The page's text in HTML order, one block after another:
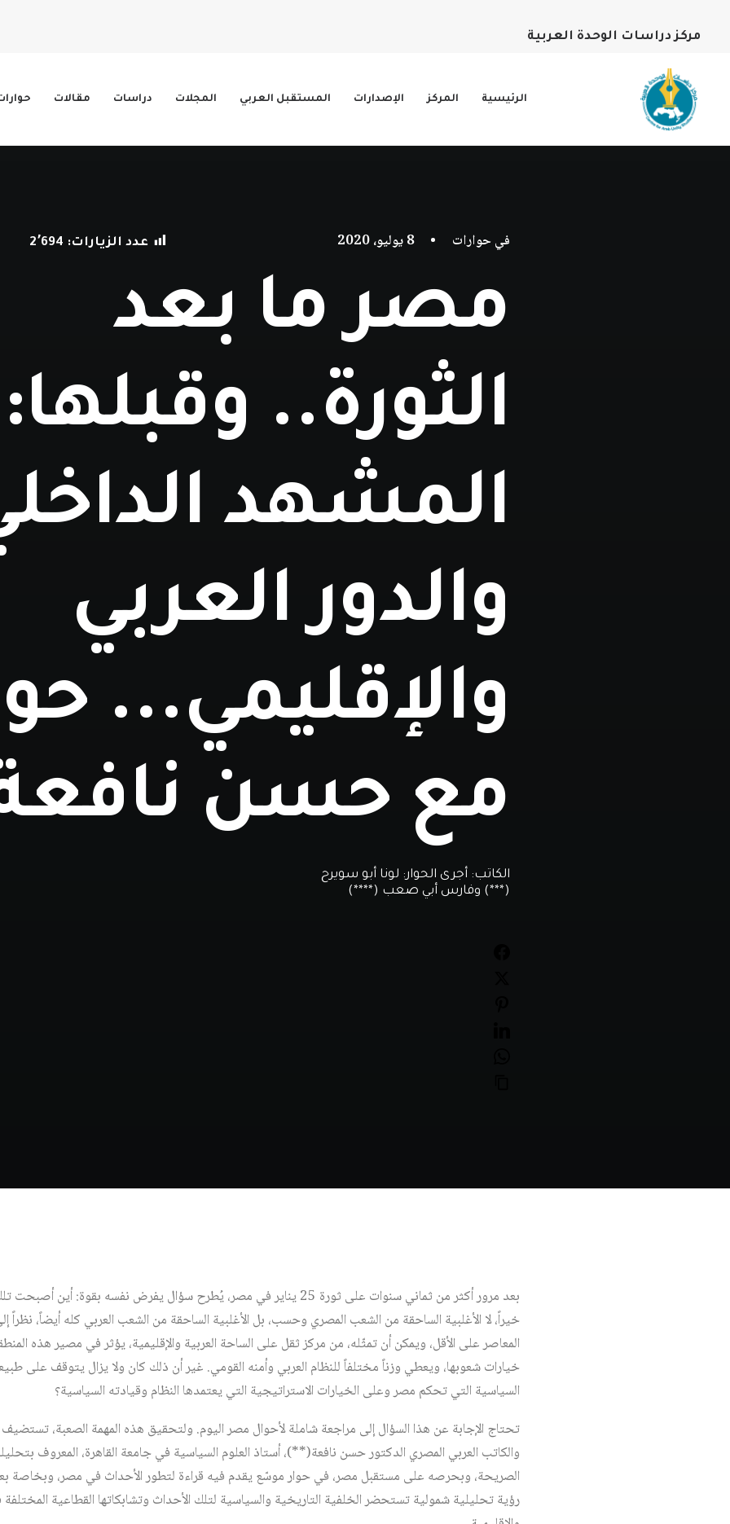
مركز دراسات الوحدة العربية
الرئيسية المركز الإصدارات المستقبل العربي المجلات دراسات مقالات
فيحوارات • 8 يوليو، 2020 عدد الزيارات: 2٬694
مصر ما بعد
الثورة.. وقبلها:
المشهد
والدور العربي
والإقليمي...
مع حسن
الكاتب: أجرى الحوار: لونا أبو سويرح
(***) وفارس أبي صعب (****)
بعد مرور أكثر من ثماني سنوات على ثورة 25 يناير في مصر، يُطرح سؤال يفرض نفسه بقوة:
خيراً، لا الأغلبية الساحقة من الشعب المصري وحسب، بل الأغلبية الساحقة من الشعب العربي كله أيضاً، نظراً
المعاصر على الأقل، ويمكن أن تمثّله، من مركز ثقل على الساحة العربية والإقليمية، يؤثر في مصير هذه
خيارات شعوبها، ويعطي وزناً مختلفاً للنظام العربي وأمنه القومي. غير أن ذلك كان ولا يزال يتوقف على
السياسية التي تحكم مصر وعلى الخيارات الاستراتيجية التي يعتمدها النظام وقيادته السياسية؟
تحتاج الإجابة عن هذا السؤال إلى مراجعة شاملة لأحوال مصر اليوم. ولتحقيق هذه المهمة الصعبة، تستضيف
والكاتب العربي المصري الدكتور حسن نافعة(**)، أستاذ العلوم السياسية في جامعة القاهرة، المعروف
رؤية تحليلية شمولية تستحضر الخلفية التاريخية والسياسية لتلك الأحداث وتشابكاتها القطاعية المختلفة